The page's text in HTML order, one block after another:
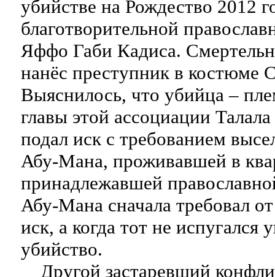
убийстве на Рождество 2012
благотворительной
Яффо Габи Кадиса.
нанёс преступник в костюме
Выяснилось, что убийца –
главы этой ассоциации
подал иск с требованием
Абу-Мана, проживавшей в
принадлежавшей
Абу-Мана сначала требовал
иск, а когда тот не испугался
убийство.
Другой застаревший